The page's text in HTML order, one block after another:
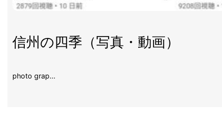
信州の四季（写真・動画）
photo grap…